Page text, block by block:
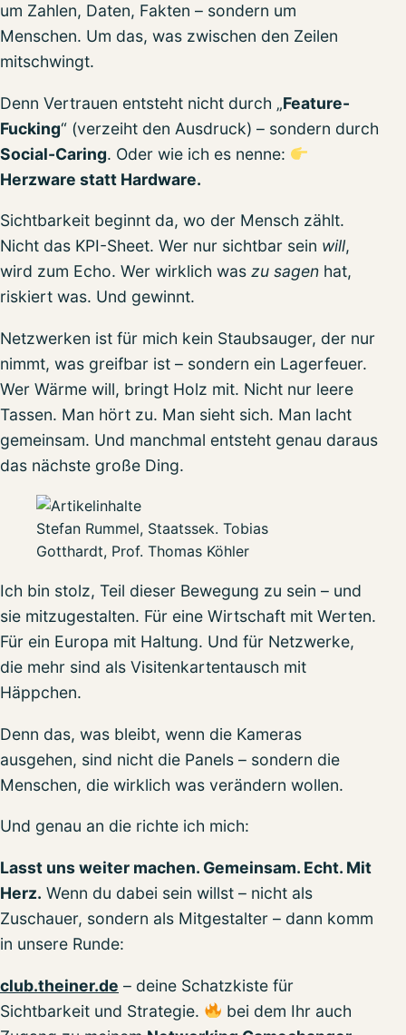
um Zahlen, Daten, Fakten – sondern um
Menschen. Um das, was zwischen den Zeilen
mitschwingt.
Denn Vertrauen entsteht nicht durch „Feature-
Fucking“ (verzeiht den Ausdruck) – sondern durch
Social-Caring. Oder wie ich es nenne:
Herzware statt Hardware.
Sichtbarkeit beginnt da, wo der Mensch zählt.
Nicht das KPI-Sheet. Wer nur sichtbar sein will,
wird zum Echo. Wer wirklich was zu sagen hat,
riskiert was. Und gewinnt.
Netzwerken ist für mich kein Staubsauger, der nur
nimmt, was greifbar ist – sondern ein Lagerfeuer.
Wer Wärme will, bringt Holz mit. Nicht nur leere
Tassen. Man hört zu. Man sieht sich. Man lacht
gemeinsam. Und manchmal entsteht genau daraus
das nächste große Ding.
Stefan Rummel, Staatssek. Tobias
Gotthardt, Prof. Thomas Köhler
Ich bin stolz, Teil dieser Bewegung zu sein – und
sie mitzugestalten. Für eine Wirtschaft mit Werten.
Für ein Europa mit Haltung. Und für Netzwerke,
die mehr sind als Visitenkartentausch mit
Häppchen.
Denn das, was bleibt, wenn die Kameras
ausgehen, sind nicht die Panels – sondern die
Menschen, die wirklich was verändern wollen.
Und genau an die richte ich mich:
Lasst uns weiter machen. Gemeinsam. Echt. Mit
Herz. Wenn du dabei sein willst – nicht als
Zuschauer, sondern als Mitgestalter – dann komm
in unsere Runde:
club.theiner.de – deine Schatzkiste für
Sichtbarkeit und Strategie.
bei dem Ihr auch